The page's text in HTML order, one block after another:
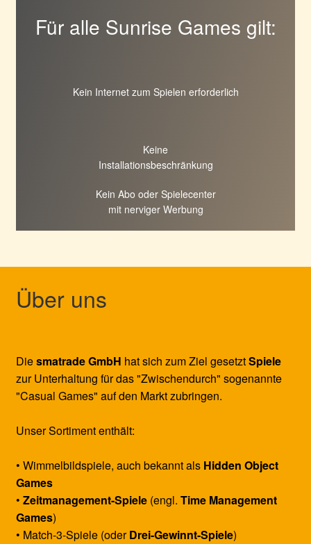
Für alle Sunrise Games gilt:
Kein Internet zum Spielen erforderlich
Keine
Installationsbeschränkung
Kein Abo oder Spielecenter
mit nerviger Werbung
Über uns
Diesmatrade GmbH hat sich zum Ziel gesetztSpiele
zur Unterhaltung für das "Zwischendurch" sogenannte
"Casual Games" auf den Markt zubringen.
Unser Sortiment enthält:
• Wimmelbildspiele, auch bekannt als Hidden Object
Games
• Zeitmanagement-Spiele(engl. Time Management
Games)
• Match-3-Spiele (oderDrei-Gewinnt-Spiele)